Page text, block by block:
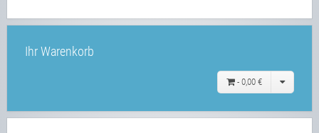
Ihr Warenkorb
- 0,00 €